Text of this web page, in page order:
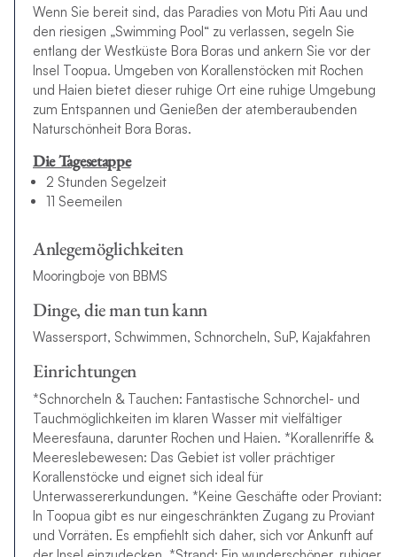
Wenn Sie bereit sind, das Paradies von Motu Piti Aau und
den riesigen „Swimming Pool“ zu verlassen, segeln Sie
entlang der Westküste Bora Boras und ankern Sie vor der
Insel Toopua. Umgeben von Korallenstöcken mit Rochen
und Haien bietet dieser ruhige Ort eine ruhige Umgebung
zum Entspannen und Genießen der atemberaubenden
Naturschönheit Bora Boras.
Die Tagesetappe
2 Stunden Segelzeit
11 Seemeilen
Anlegemöglichkeiten
Mooringboje von BBMS
Dinge, die man tun kann
Wassersport, Schwimmen, Schnorcheln, SuP, Kajakfahren
Einrichtungen
*Schnorcheln & Tauchen: Fantastische Schnorchel- und
Tauchmöglichkeiten im klaren Wasser mit vielfältiger
Meeresfauna, darunter Rochen und Haien. *Korallenriffe &
Meereslebewesen: Das Gebiet ist voller prächtiger
Korallenstöcke und eignet sich ideal für
Unterwassererkundungen. *Keine Geschäfte oder Proviant:
In Toopua gibt es nur eingeschränkten Zugang zu Proviant
und Vorräten. Es empfiehlt sich daher, sich vor Ankunft auf